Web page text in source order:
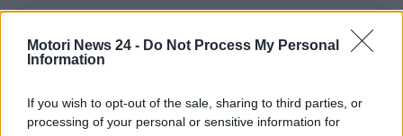
Motori News 24 - Do Not Process My Personal
Information
If you wish to opt-out of the sale, sharing to third parties, or
processing of your personal or sensitive information for